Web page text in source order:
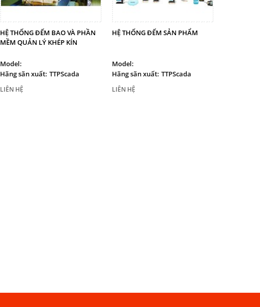
HỆ THỐNG ĐẾM BAO VÀ PHẦN
MỀM QUẢN LÝ KHÉP KÍN
Model:
Hãng sãn xuất: TTPScada
LIÊN HỆ
HỆ THỐNG ĐẾM SẢN PHẨM
Model:
Hãng sãn xuất: TTPScada
LIÊN HỆ